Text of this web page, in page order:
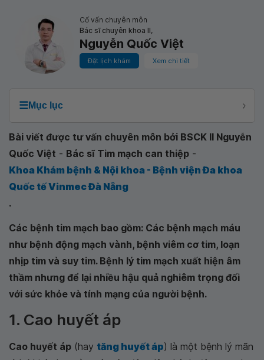
Cố vấn chuyên môn
Bác sĩ chuyên khoa II,
Nguyễn Quốc Việt
Đặt lịch khám Xem chi tiết
☰Mục lục
Bài viết được tư vấn chuyên môn bởi BSCK II Nguyễn
Quốc Việt - Bác sĩ Tim mạch can thiệp -
Khoa Khám bệnh & Nội khoa - Bệnh viện Đa khoa
Quốc tế Vinmec Đà Nẵng
.
Các bệnh tim mạch bao gồm: Các bệnh mạch máu
như bệnh động mạch vành, bệnh viêm cơ tim, loạn
nhịp tim và suy tim. Bệnh lý tim mạch xuất hiện âm
thầm nhưng để lại nhiều hậu quả nghiêm trọng đối
với sức khỏe và tính mạng của người bệnh.
1. Cao huyết áp
Cao huyết áp (hay tăng huyết áp) là một bệnh lý mãn